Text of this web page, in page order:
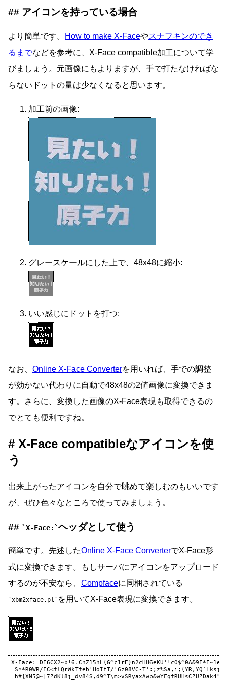
アイコンを持っている場合
より簡単です。 How to make X-Faceやスナフキンのでき
るまでなどを参考に、X-Face compatible加工について学
びましょう。元画像にもよりますが、手で打たなければな
らないドットの量は少なくなると思います。
加工前の画像:
グレースケールにした上で、48x48に縮小:
いい感じにドットを打つ:
なお、 Online X-Face Converterを用いれば、手での調整
が効かない代わりに自動で48x48の2値画像に変換できま
す。さらに、変換した画像のX-Face表現も取得できるの
でとても便利ですね。
X-Face compatibleなアイコンを使
う
出来上がったアイコンを自分で眺めて楽しむのもいいです
が、ぜひ色々なところで使ってみましょう。
X-Face: ヘッダとして使う
簡単です。先述したOnline X-Face ConverterでX-Face形
式に変換できます。もしサーバにアイコンをアップロード
するのが不安なら、 Compfaceに同梱されている
xbm2xface.pl を用いてX-Face表現に変換できます。
X-Face:
S**R0WR/IC<flQrWkTfeb'HoIfT/'6z08VC-